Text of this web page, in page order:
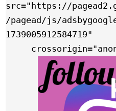
src="https://
/pagead/js/
1739005912584719"